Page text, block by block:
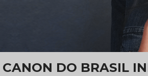
CANON DO BRASIL